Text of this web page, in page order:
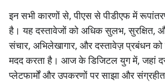
इन सभी कारणों से, पीएस से पीडीएफ में
है। यह दस्तावेजों को अधिक सुलभ, सुरक्षित,
संचार, अभिलेखागार, और दस्तावेज़ प्रबंधन
मदद करता है। आज के डिजिटल युग में, जहां
प्लेटफार्मों और उपकरणों पर साझा और